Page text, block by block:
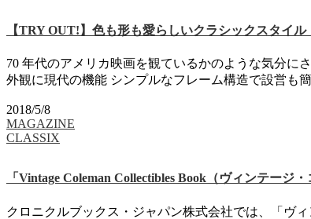
【TRY OUT!】色も形も愛らしいクラシックスタイル
70 年代のアメリカ映画を観ているかのような気分に
外観に現代の機能 シンプルなフレーム構造で設営も
2018/5/8
MAGAZINE
CLASSIX
「Vintage Coleman Collectibles Book（ヴィンテー
クロニクルブックス・ジャパン株式会社では、「ヴ